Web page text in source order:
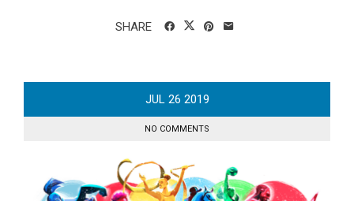
SHARE
JUL 26 2019
NO COMMENTS